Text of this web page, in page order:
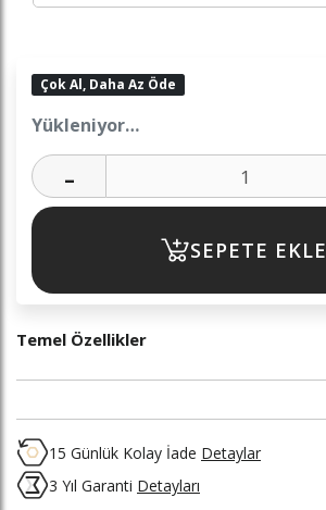
Çok Al, Daha Az Öde
Yükleniyor…
-
SEPETE EKLE
Temel Özellikler
15 Günlük Kolay İade Detaylar
3 Yıl Garanti Detayları